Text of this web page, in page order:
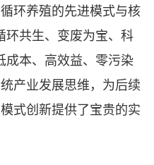
环养殖的先进模式与核
环共生、变废为宝、科
成本、高效益、零污染
产业发展思维，为后续
式创新提供了宝贵的实